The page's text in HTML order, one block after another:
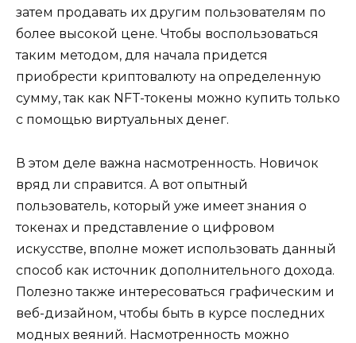
затем продавать их другим пользователям по
более высокой цене. Чтобы воспользоваться
таким методом, для начала придется
приобрести криптовалюту на определенную
сумму, так как NFT-токены можно купить только
с помощью виртуальных денег.
В этом деле важна насмотренность. Новичок
вряд ли справится. А вот опытный
пользователь, который уже имеет знания о
токенах и представление о цифровом
искусстве, вполне может использовать данный
способ как источник дополнительного дохода.
Полезно также интересоваться графическим и
веб-дизайном, чтобы быть в курсе последних
модных веяний. Насмотренность можно